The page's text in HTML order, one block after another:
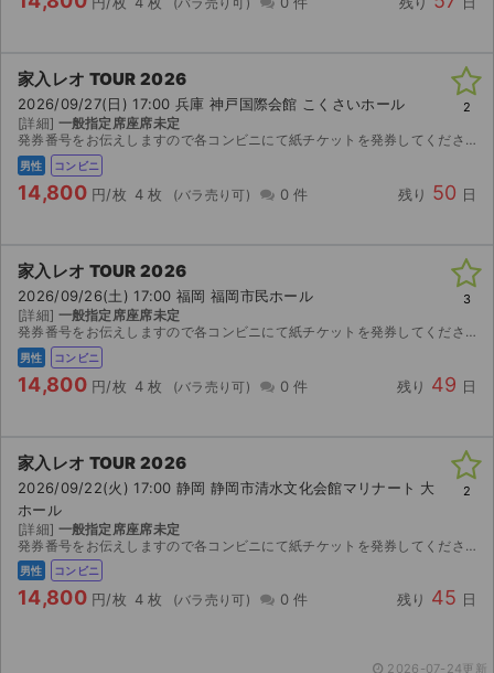
家入レオ TOUR 2026
2026/09/27(日) 17:00 兵庫 神戸国際会館 こくさいホール
[詳細] 一般指定席座席未定
発券番号をお伝えしますので各コンビニにて紙チケットを発券してください。お座席は紙チケットを発券してみないと分かりませんのでご検討宜しくお願い致します。
男性 コンビニ
14,800 円/枚 4 枚 0 件 残り 50 日
2
家入レオ TOUR 2026
2026/09/26(土) 17:00 福岡 福岡市民ホール
[詳細] 一般指定席座席未定
発券番号をお伝えしますので各コンビニにて紙チケットを発券してください。お座席は紙チケットを発券してみないと分かりませんのでご検討宜しくお願い致します。
男性 コンビニ
14,800 円/枚 4 枚 0 件 残り 49 日
3
家入レオ TOUR 2026
2026/09/22(火) 17:00 静岡 静岡市清水文化会館マリナート 大
ホール
[詳細] 一般指定席座席未定
発券番号をお伝えしますので各コンビニにて紙チケットを発券してください。お座席は紙チケットを発券してみないと分かりませんのでご検討宜しくお願い致します。
男性 コンビニ
14,800 円/枚 4 枚 0 件 残り 45 日
2
2026-07-24更新